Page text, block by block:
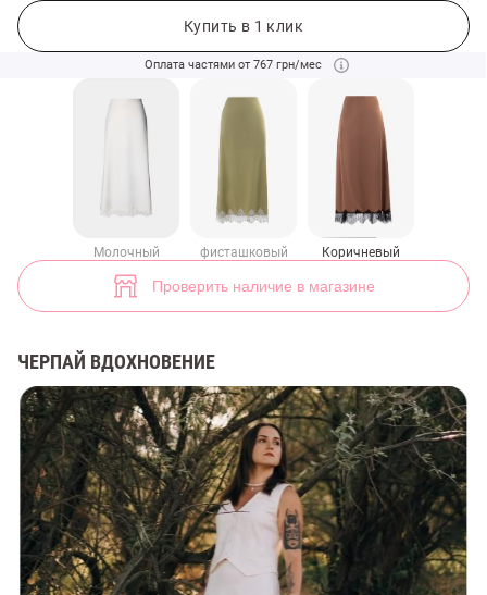
Купить в 1 клик
Оплата частями от 767 грн/мес
Молочный фисташковый Коричневый
Проверить наличие в магазине
ЧЕРПАЙ ВДОХНОВЕНИЕ
Юбка макси с кружевом в карамельном оттенке (арт. 49765) ♡